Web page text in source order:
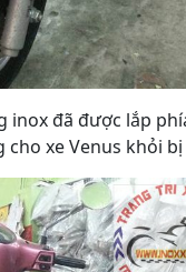
inox đã được lắp
cho xe Venus khỏi